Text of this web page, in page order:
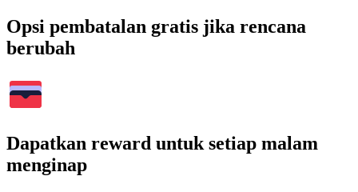
Opsi pembatalan gratis jika rencana
berubah
Dapatkan reward untuk setiap malam
menginap